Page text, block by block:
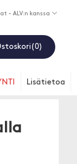
- ALV:n kanssa
0
Lisätietoa